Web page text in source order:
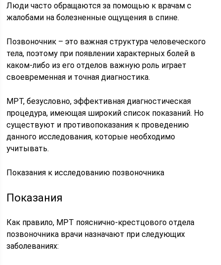
Люди часто обращаются за помощью к врачам с
жалобами на болезненные ощущения в спине.
Позвоночник – это важная структура человеческого
тела, поэтому при появлении характерных болей в
каком-либо из его отделов важную роль играет
своевременная и точная диагностика.
МРТ, безусловно, эффективная диагностическая
процедура, имеющая широкий список показаний. Но
существуют и противопоказания к проведению
данного исследования, которые необходимо
учитывать.
Показания к исследованию позвоночника
Показания
Как правило, МРТ пояснично-крестцового отдела
позвоночника врачи назначают при следующих
заболеваниях: